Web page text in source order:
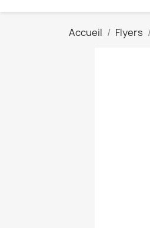
Accueil Flyers